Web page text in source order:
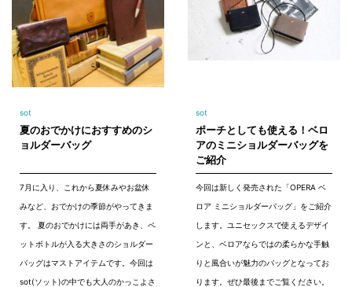
sot
夏のおでかけにおすすめのシ
ョルダーバッグ
7月に入り、これから夏休みやお盆休
みなど、おでかけの季節がやってきま
す。 夏のおでかけには両手があき、ペ
ットボトルが入る大きさのショルダー
バッグはマストアイテムです。今回は
sot(ソット)の中でも大人のかっこよさ
sot
ポーチとしても使える！ベロ
アのミニショルダーバッグを
ご紹介
今回は新しく発売された「OPERA ベ
ロア ミニショルダーバッグ」をご紹介
します。ユニセックスで使えるデザイ
ンと、ベロアならではの柔らかな手触
りと風合いが魅力のバッグとなってお
ります。ぜひ最後までご覧ください。